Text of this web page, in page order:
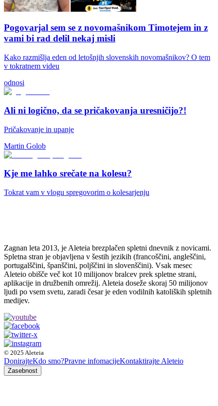
Pogovarjal sem se z novomašnikom Timotejem in z
vami bi rad delil nekaj misli
Kako razmišlja eden od letošnjih slovenskih novomašnikov? O tem
v tokratnem videu
odnosi
Ali ni logično, da se pričakovanja uresničijo?!
Pričakovanje in upanje
Martin Golob
Kje me lahko srečate na kolesu?
Tokrat vam v vlogu spregovorim o kolesarjenju
Zagnan leta 2013, je Aleteia brezplačen spletni dnevnik z novicami.
Spletna stran je objavljena v šestih jezikih (francoščini, angleščini,
portugalščini, španščini, poljščini in slovenščini). Vsak mesec
Aleteio obišče več kot 10 milijonov bralcev prek spletne strani,
aplikacije in družbenih omrežij. Aleteia doseže skoraj 50 milijonov
ljudi po vsem svetu, zaradi česar je eden vodilnih katoliških spletnih
medijev.
© 2025 Aleteia
DonirajteKdo smo?Pravne infomacijeKontaktirajte Aleteio
Zasebnost